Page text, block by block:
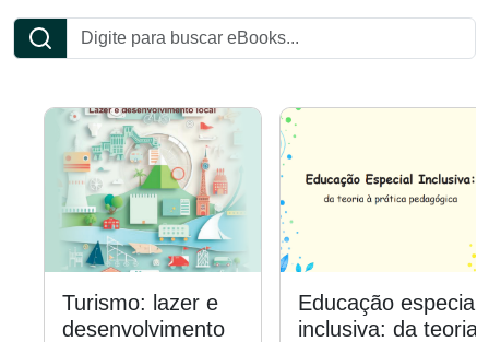
Turismo: lazer e
desenvolvimento
Educação especial
inclusiva: da teoria